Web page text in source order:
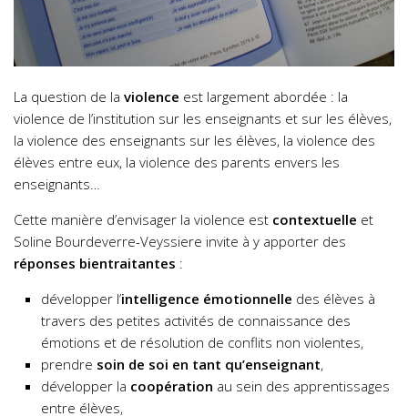
La question de la violence est largement abordée : la
violence de l’institution sur les enseignants et sur les élèves,
la violence des enseignants sur les élèves, la violence des
élèves entre eux, la violence des parents envers les
enseignants…
Cette manière d’envisager la violence est contextuelle et
Soline Bourdeverre-Veyssiere invite à y apporter des
réponses bientraitantes :
développer l’intelligence émotionnelle des élèves à
travers des petites activités de connaissance des
émotions et de résolution de conflits non violentes,
prendre soin de soi en tant qu’enseignant,
développer la coopération au sein des apprentissages
entre élèves,